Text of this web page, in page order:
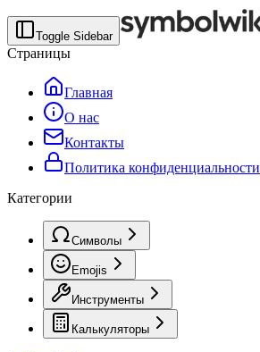
Toggle Sidebar
Страницы
Главная
О нас
Контакты
Политика конфиденциальности
Категории
Символы
Emojis
Инструменты
Калькуляторы